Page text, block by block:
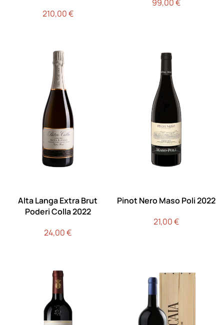
210,00€
99,00€
Alta Langa Extra Brut
Poderi Colla 2022
24,00€
Pinot Nero Maso Poli 2022
21,00€